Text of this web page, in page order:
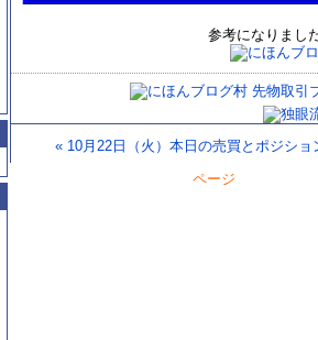
参考になりまし
«10月22日（火）本日の売買とポジショ